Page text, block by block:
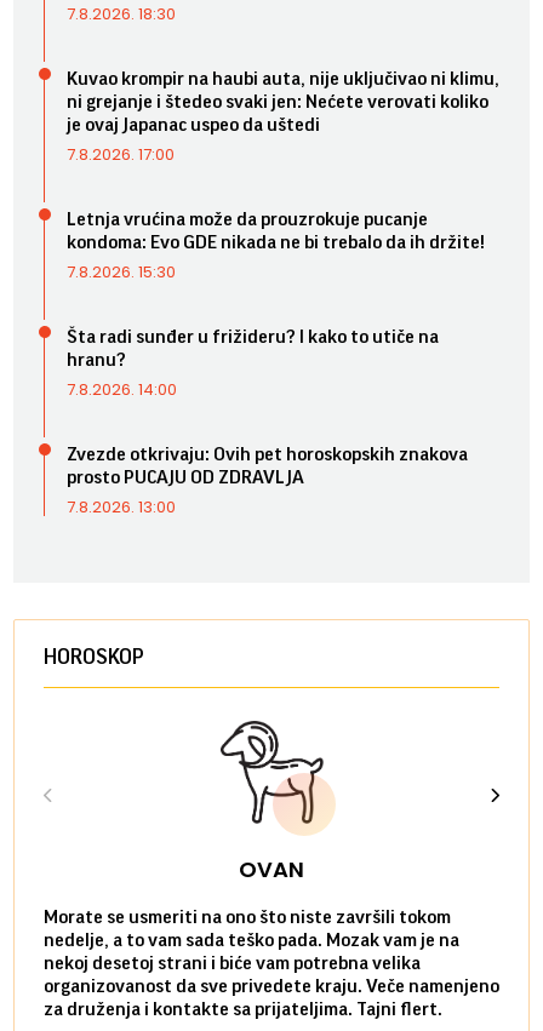
7.8.2026. 18:30
Kuvao krompir na haubi auta, nije uključivao ni klimu,
ni grejanje i štedeo svaki jen: Nećete verovati koliko
je ovaj Japanac uspeo da uštedi
7.8.2026. 17:00
Letnja vrućina može da prouzrokuje pucanje
kondoma: Evo GDE nikada ne bi trebalo da ih držite!
7.8.2026. 15:30
Šta radi sunđer u frižideru? I kako to utiče na
hranu?
7.8.2026. 14:00
Zvezde otkrivaju: Ovih pet horoskopskih znakova
prosto PUCAJU OD ZDRAVLJA
7.8.2026. 13:00
HOROSKOP
OVAN
Morate se usmeriti na ono što niste završili tokom
nedelje, a to vam sada teško pada. Mozak vam je na
nekoj desetoj strani i biće vam potrebna velika
organizovanost da sve privedete kraju. Veče namenjeno
za druženja i kontakte sa prijateljima. Tajni flert.